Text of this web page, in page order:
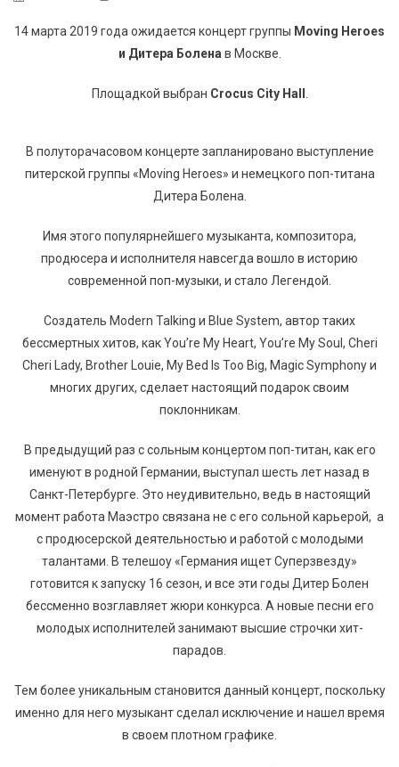
14 марта 2019 года ожидается концерт группы Moving Heroes
и Дитера Боленав Москве.
Площадкой выбран Crocus City Hall .
В полуторачасовом концерте запланировано выступление
питерской группы «Moving Heroes» и немецкого поп-титана
Дитера Болена.
Имя этого популярнейшего музыканта, композитора,
продюсера и исполнителя навсегда вошло в историю
современной поп-музыки, и стало Легендой.
Создатель Modern Talking и Blue System, автор таких
бессмертных хитов, как You’re My Heart, You’re My Soul, Cheri
Cheri Lady, Brother Louie, My Bed Is Too Big, Magic Symphony и
многих других, сделает настоящий подарок своим
поклонникам.
В предыдущий раз с сольным концертом поп-титан, как его
именуют в родной Германии, выступал шесть лет назад в
Санкт-Петербурге. Это неудивительно, ведь в настоящий
момент работа Маэстро связана не с его сольной карьерой, а
с продюсерской деятельностью и работой с молодыми
талантами. В телешоу «Германия ищет Суперзвезду»
готовится к запуску 16 сезон, и все эти годы Дитер Болен
бессменно возглавляет жюри конкурса. А новые песни его
молодых исполнителей занимают высшие строчки хит-
парадов.
Тем более уникальным становится данный концерт, поскольку
именно для него музыкант сделал исключение и нашел время
в своем плотном графике.